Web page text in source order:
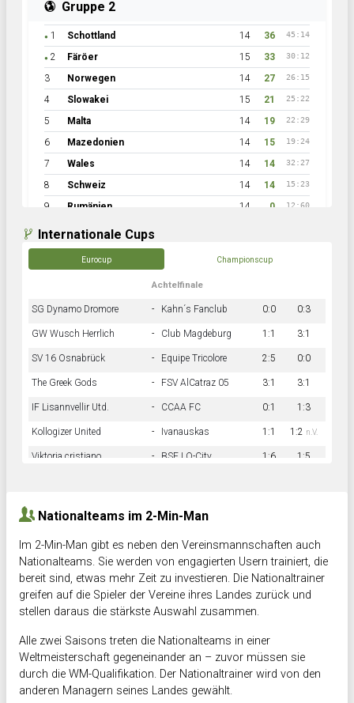
Gruppe 2
● 1 Schottland 14 36 45:14
● 2 Färöer 15 33 30:12
3 Norwegen 14 27 26:15
4 Slowakei 15 21 25:22
5 Malta 14 19 22:29
6 Mazedonien 14 15 19:24
7 Wales 14 14 32:27
8 Schweiz 14 14 15:23
9 Rumänien 14 0 12:60
Internationale Cups
Eurocup Championscup
Achtelfinale
SG Dynamo Dromore - Kahn´s Fanclub 0:0 0:3
GW Wusch Herrlich - Club Magdeburg 1:1 3:1
SV 16 Osnabrück - Equipe Tricolore 2:5 0:0
The Greek Gods - FSV AlCatraz 05 3:1 3:1
IF Lisannvellir Utd. - CCAA FC 0:1 1:3
Kollogizer United - Ivanauskas 1:1 1:2 n.V.
Viktoria cristiano - BSF LO-City 1:6 1:5
Nationalteams im 2-Min-Man
Im 2-Min-Man gibt es neben den Vereinsmannschaften auch
Nationalteams. Sie werden von engagierten Usern trainiert, die
bereit sind, etwas mehr Zeit zu investieren. Die Nationaltrainer
greifen auf die Spieler der Vereine ihres Landes zurück und
stellen daraus die stärkste Auswahl zusammen.
Alle zwei Saisons treten die Nationalteams in einer
Weltmeisterschaft gegeneinander an – zuvor müssen sie
durch die WM-Qualifikation. Der Nationaltrainer wird von den
anderen Managern seines Landes gewählt.